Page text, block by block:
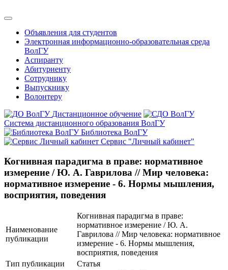
Объявления для студентов
Электронная информационно-образовательная среда
ВолГУ
Аспиранту
Абитуриенту
Сотруднику
Выпускнику
Волонтеру
Дистанционное обучение
Система дистанционного образования ВолГУ
Библиотека ВолГУ
Сервис "Личный кабинет"
Когнивная парадигма в праве: нормативное
измерение / Ю. А. Гаврилова // Мир человека:
нормативное измерение - 6. Нормы мышления,
восприятия, поведения
Наименование
публикации
Когнивная парадигма в праве:
нормативное измерение / Ю. А.
Гаврилова // Мир человека: нормативное
измерение - 6. Нормы мышления,
восприятия, поведения
Тип публикации
Статья